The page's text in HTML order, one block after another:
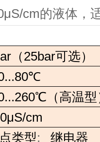
cm的液体，
（25bar可选）
℃
℃（高温型
μS/cm
类型:继电器